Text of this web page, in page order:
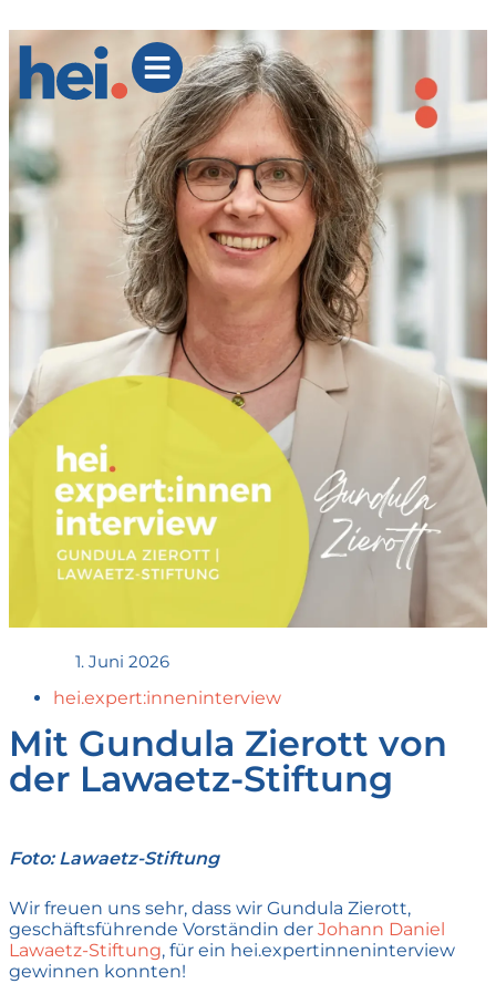
1. Juni 2026
hei.expert:inneninterview
Mit Gundula Zierott von
der Lawaetz-Stiftung
Foto: Lawaetz-Stiftung
Wir freuen uns sehr, dass wir Gundula Zierott,
geschäftsführende Vorständin der Johann Daniel
Lawaetz-Stiftung, für ein hei.expertinneninterview
gewinnen konnten!